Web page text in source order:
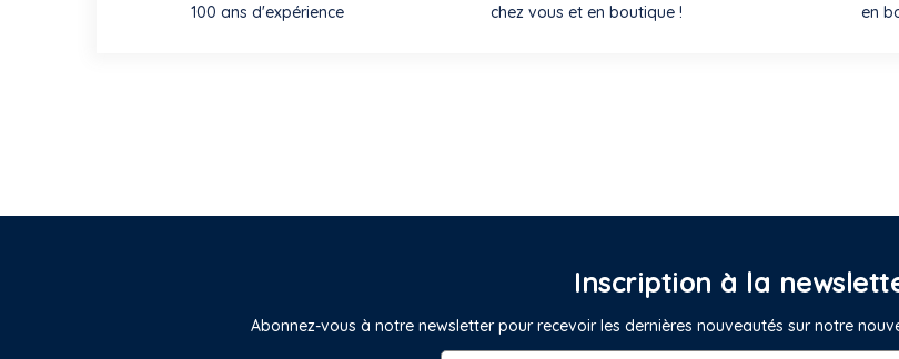
100 ans d'expérience chez vous et en boutique ! en
Inscription à la
Abonnez-vous à notre newsletter pour recevoir les dernières nouveautés sur notre